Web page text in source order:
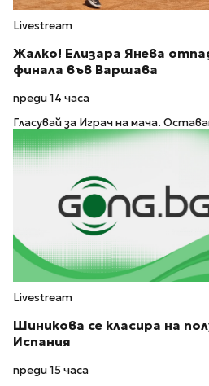
Livestream
Жалко! Елизара Янева
финала във Варшава
преди 14 часа
Гласувай за Играч на мача.
Livestream
Шиникова се класира на
Испания
преди 15 часа